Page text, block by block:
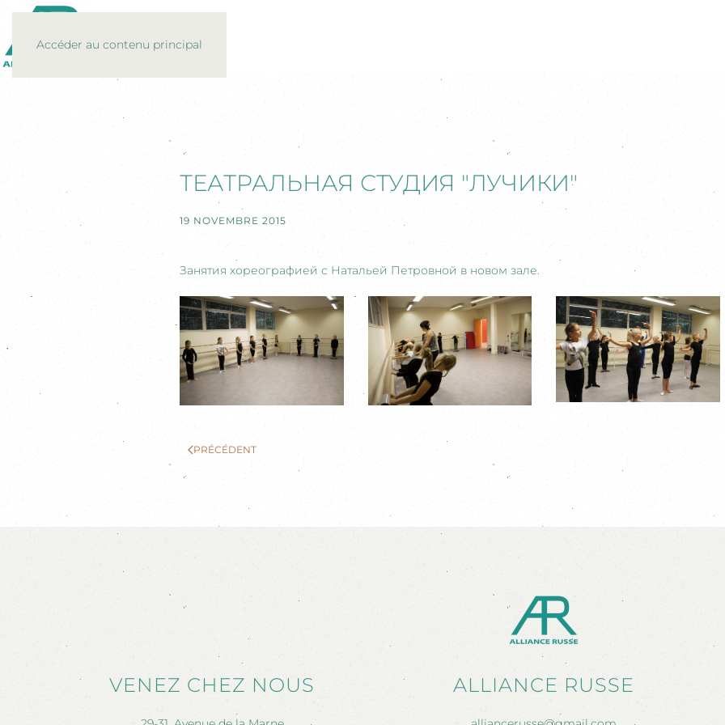
Accéder au contenu principal
ТЕАТРАЛЬНАЯ СТУДИЯ "ЛУЧИКИ"
19 NOVEMBRE 2015
Занятия хореографией с Натальей Петровной в новом зале.
PRÉCÉDENT
VENEZ CHEZ NOUS ALLIANCE RUSSE